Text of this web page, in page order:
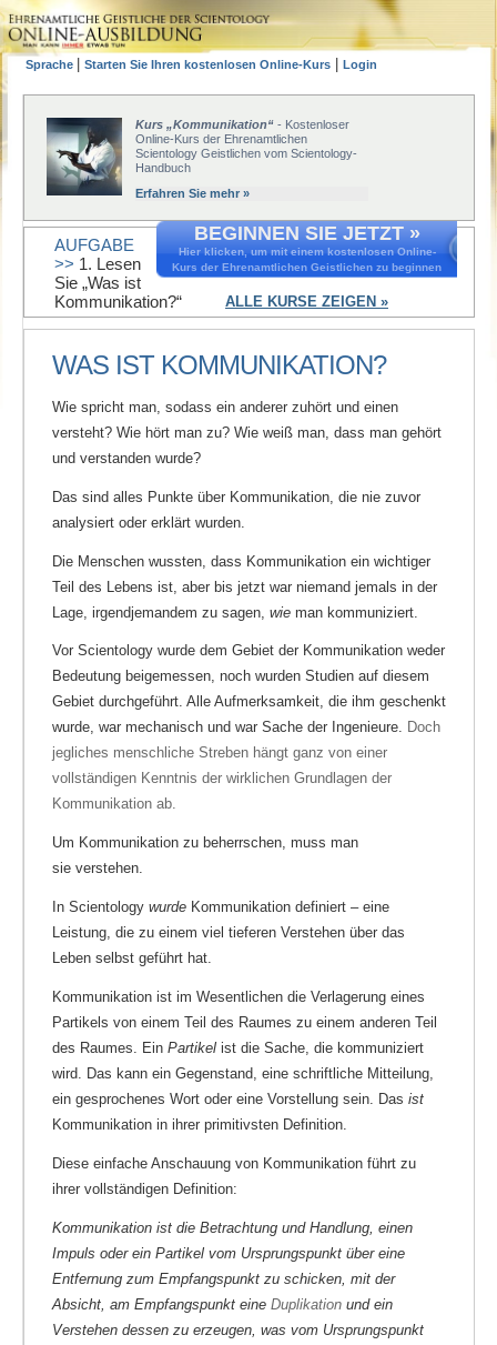
Sprache Starten Sie Ihren kostenlosen Online-Kurs Login
Kurs „Kommunikation“ - Kostenloser
Online-Kurs der Ehrenamtlichen
Scientology Geistlichen vom Scientology-
Handbuch
Erfahren Sie mehr »
BEGINNEN SIE JETZT »
Hier klicken, um mit einem kostenlosen Online-
Kurs der Ehrenamtlichen Geistlichen zu beginnen
ALLE KURSE ZEIGEN »
AUFGABE
>> 1. Lesen
Sie „Was ist
Kommunikation?“
WAS IST KOMMUNIKATION?
Wie spricht man, sodass ein anderer zuhört und einen
versteht? Wie hört man zu? Wie weiß man, dass man gehört
und verstanden wurde?
Das sind alles Punkte über Kommunikation, die nie zuvor
analysiert oder erklärt wurden.
Die Menschen wussten, dass Kommunikation ein wichtiger
Teil des Lebens ist, aber bis jetzt war niemand jemals in der
Lage, irgendjemandem zu sagen, wie man kommuniziert.
Vor Scientology wurde dem Gebiet der Kommunikation weder
Bedeutung beigemessen, noch wurden Studien auf diesem
Gebiet durchgeführt. Alle Aufmerksamkeit, die ihm geschenkt
wurde, war mechanisch und war Sache der Ingenieure. Doch
jegliches menschliche Streben hängt ganz von einer
vollständigen Kenntnis der wirklichen Grundlagen der
Kommunikation ab.
Um Kommunikation zu beherrschen, muss man
sie verstehen.
In Scientology wurde Kommunikation definiert – eine
Leistung, die zu einem viel tieferen Verstehen über das
Leben selbst geführt hat.
Kommunikation ist im Wesentlichen die Verlagerung eines
Partikels von einem Teil des Raumes zu einem anderen Teil
des Raumes. Ein Partikel ist die Sache, die kommuniziert
wird. Das kann ein Gegenstand, eine schriftliche Mitteilung,
ein gesprochenes Wort oder eine Vorstellung sein. Das ist
Kommunikation in ihrer primitivsten Definition.
Diese einfache Anschauung von Kommunikation führt zu
ihrer vollständigen Definition:
Kommunikation ist die Betrachtung und Handlung, einen
Impuls oder ein Partikel vom Ursprungspunkt über eine
Entfernung zum Empfangspunkt zu schicken, mit der
Absicht, am Empfangspunkt eine Duplikation und ein
Verstehen dessen zu erzeugen, was vom Ursprungspunkt